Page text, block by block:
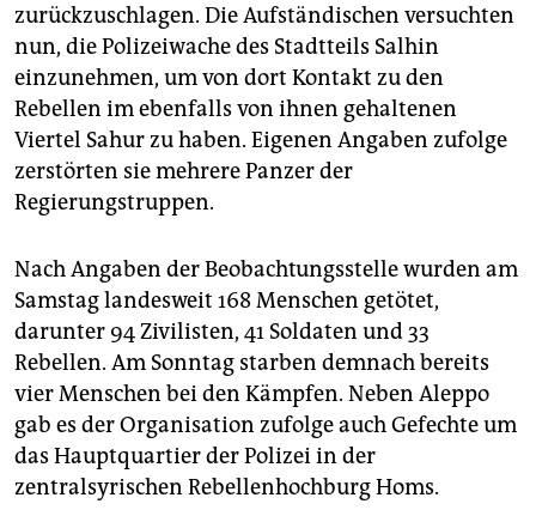
zurückzuschlagen. Die Aufständischen versuchten
nun, die Polizeiwache des Stadtteils Salhin
einzunehmen, um von dort Kontakt zu den
Rebellen im ebenfalls von ihnen gehaltenen
Viertel Sahur zu haben. Eigenen Angaben zufolge
zerstörten sie mehrere Panzer der
Regierungstruppen.
Nach Angaben der Beobachtungsstelle wurden am
Samstag landesweit 168 Menschen getötet,
darunter 94 Zivilisten, 41 Soldaten und 33
Rebellen. Am Sonntag starben demnach bereits
vier Menschen bei den Kämpfen. Neben Aleppo
gab es der Organisation zufolge auch Gefechte um
das Hauptquartier der Polizei in der
zentralsyrischen Rebellenhochburg Homs.